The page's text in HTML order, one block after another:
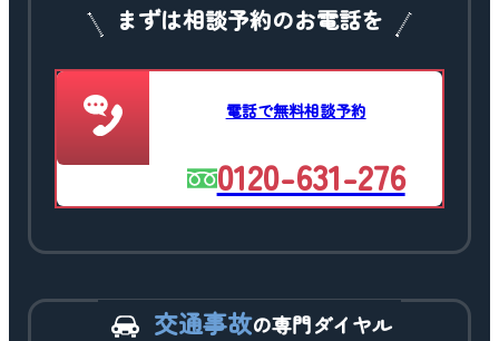
まずは相談予約のお電話を
電話で無料相談予約
0120-631-276
交通事故の専門ダイヤル